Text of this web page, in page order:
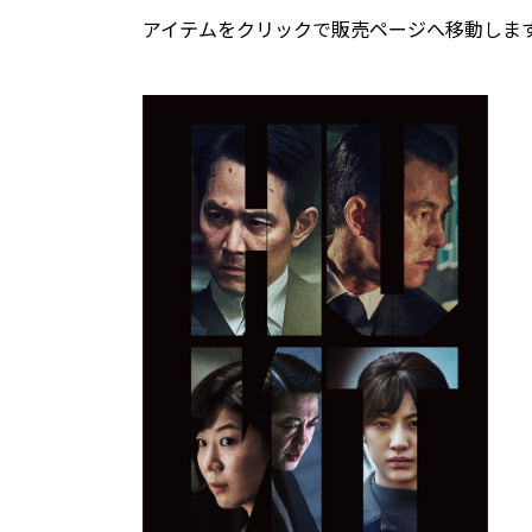
アイテムをクリックで販売ページへ移動しま